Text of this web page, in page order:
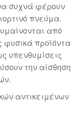
συχνά φέρουν
πνεύμα.
από
φυσικά προϊόντα
υπενθυμίσεις
την αίσθηση
αντικειμένων